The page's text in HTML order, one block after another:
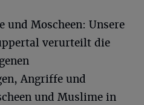
und Moscheen: Unsere
verurteilt die
Angriffe und
und Muslime in